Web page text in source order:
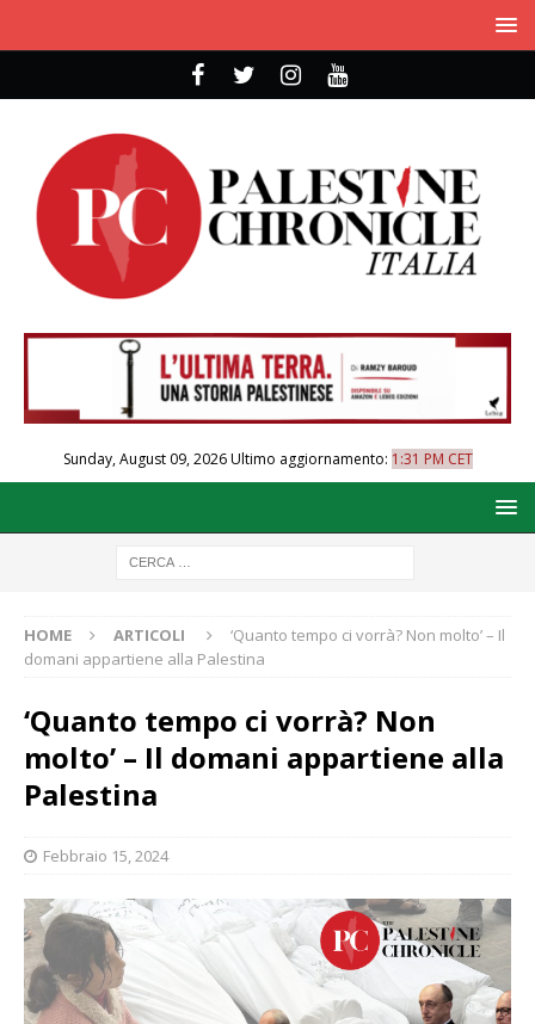
Sunday, August 09, 2026Ultimo aggiornamento: 1:31 PM CET
HOME ARTICOLI
‘Quanto tempo ci vorrà? Non molto’ – Il
domani appartiene alla Palestina
‘Quanto tempo ci vorrà? Non
molto’ – Il domani appartiene alla
Palestina
Febbraio 15, 2024